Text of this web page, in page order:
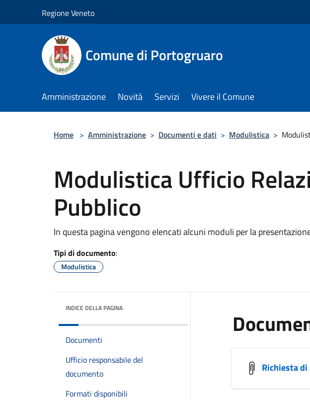
Regione Veneto
Comune di Portogruaro
Amministrazione Novità Servizi Vivere il Comune
Home > Amministrazione > Documenti e dati > Modulistica >
Modulistica Ufficio
Pubblico
In questa pagina vengono elencati alcuni moduli per la
Tipi di documento:
Modulistica
INDICE DELLA PAGINA
Documenti
Ufficio responsabile del
documento
Formati disponibili
Richiesta